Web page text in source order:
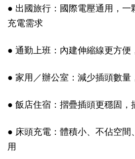
● 出國旅行：國際電壓通用，一
充電需求
● 通勤上班：內建伸縮線更方便
● 家用／辦公室：減少插頭數量
● 飯店住宿：摺疊插頭更穩固，
● 床頭充電：體積小、不佔空間
用